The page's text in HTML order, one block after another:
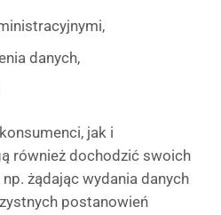
danych,
jak i
również dochodzić swoich
żądając wydania danych
postanowień